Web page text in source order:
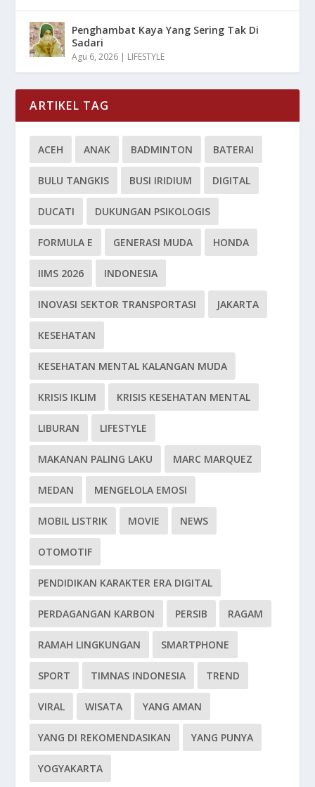
Penghambat Kaya Yang Sering Tak Di
Sadari
Agu 6, 2026 | LIFESTYLE
ARTIKEL TAG
ACEH ANAK BADMINTON BATERAI
BULU TANGKIS BUSI IRIDIUM DIGITAL
DUCATI DUKUNGAN PSIKOLOGIS
FORMULA E GENERASI MUDA HONDA
IIMS 2026 INDONESIA
INOVASI SEKTOR TRANSPORTASI JAKARTA
KESEHATAN
KESEHATAN MENTAL KALANGAN MUDA
KRISIS IKLIM KRISIS KESEHATAN MENTAL
LIBURAN LIFESTYLE
MAKANAN PALING LAKU MARC MARQUEZ
MEDAN MENGELOLA EMOSI
MOBIL LISTRIK MOVIE NEWS
OTOMOTIF
PENDIDIKAN KARAKTER ERA DIGITAL
PERDAGANGAN KARBON PERSIB RAGAM
RAMAH LINGKUNGAN SMARTPHONE
SPORT TIMNAS INDONESIA TREND
VIRAL WISATA YANG AMAN
YANG DI REKOMENDASIKAN YANG PUNYA
YOGYAKARTA